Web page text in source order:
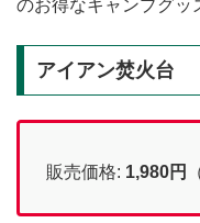
のお得なキャンプグッ
アイアン焚火台
販売価格: 1,980円